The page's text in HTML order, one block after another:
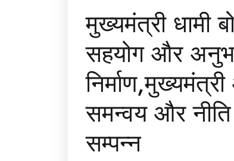
मुख्यमंत्री धामी
सहयोग और
समन्वय और नीति
सम्पन्न